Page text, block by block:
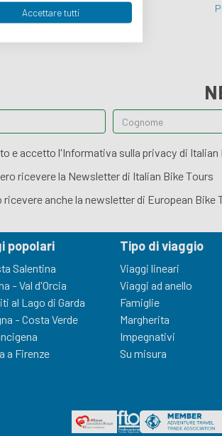
e accetto l'Informativa sulla privacy di Italian
ricevere la Newsletter di Italian Bike Tours
anche la newsletter di European Bike
popolari
Salentina
- Val d'Orcia
al Lago di Garda
- Costa Verde
a Firenze
Tipo di viaggio
Viaggi lineari
Viaggi ad anello
Famiglie
Margherita
Impegnativi
Su misura
Accettare tutti